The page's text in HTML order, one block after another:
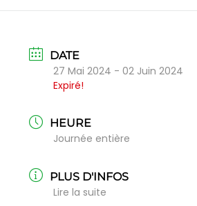
DATE
27 Mai 2024 - 02 Juin 2024
Expiré!
HEURE
Journée entière
PLUS D'INFOS
Lire la suite